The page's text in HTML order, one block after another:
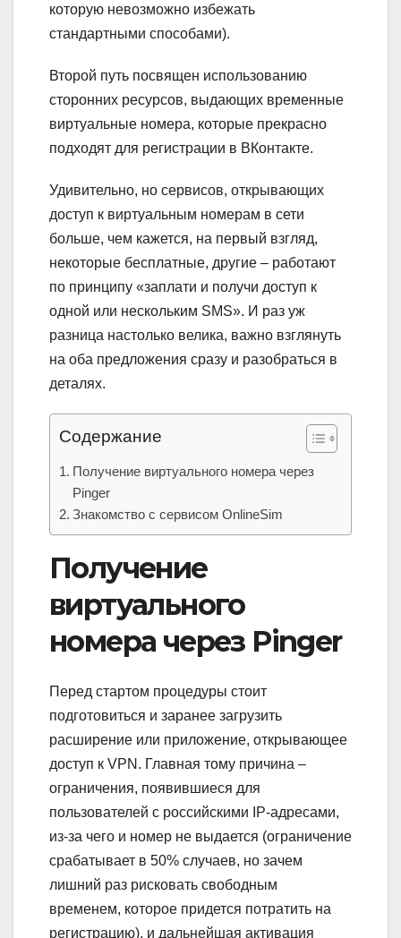
которую невозможно избежать
стандартными способами).
Второй путь посвящен использованию
сторонних ресурсов, выдающих временные
виртуальные номера, которые прекрасно
подходят для регистрации в ВКонтакте.
Удивительно, но сервисов, открывающих
доступ к виртуальным номерам в сети
больше, чем кажется, на первый взгляд,
некоторые бесплатные, другие – работают
по принципу «заплати и получи доступ к
одной или нескольким SMS». И раз уж
разница настолько велика, важно взглянуть
на оба предложения сразу и разобраться в
деталях.
Содержание
Получение виртуального номера через
Pinger
Знакомство с сервисом OnlineSim
Получение
виртуального
номера через Pinger
Перед стартом процедуры стоит
подготовиться и заранее загрузить
расширение или приложение, открывающее
доступ к VPN. Главная тому причина –
ограничения, появившиеся для
пользователей с российскими IP-адресами,
из-за чего и номер не выдается (ограничение
срабатывает в 50% случаев, но зачем
лишний раз рисковать свободным
временем, которое придется потратить на
регистрацию), и дальнейшая активация